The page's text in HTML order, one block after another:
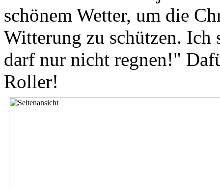
schönem Wetter, um die
Witterung zu schützen. Ich
darf nur nicht regnen!"
Roller!